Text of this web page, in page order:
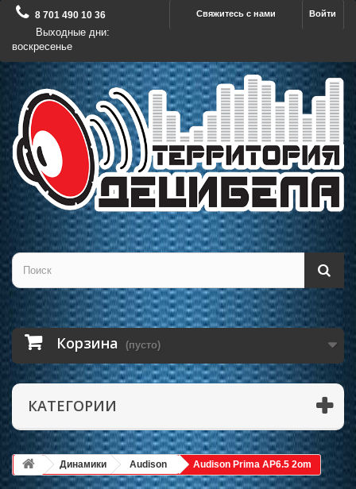
Войти
Свяжитесь с нами
8 701 490 10 36
Выходные дни:
воскресенье
Корзина (пусто)
КАТЕГОРИИ
Динамики Audison Audison Prima AP6.5 2om